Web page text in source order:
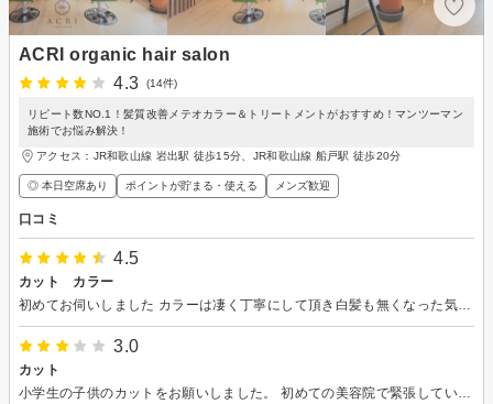
ACRI organic hair salon
4.3
(14件)
リピート数NO.1！髪質改善メテオカラー＆トリートメントがおすすめ！マンツーマン
施術でお悩み解決！
アクセス：JR和歌山線 岩出駅 徒歩15分、JR和歌山線 船戸駅 徒歩20分
◎ 本日空席あり ポイントが貯まる・使える メンズ歓迎
口コミ
4.5
カット カラー
初めてお伺いしました カラーは凄く丁寧にして頂き白髪も無くなった気分になりました 又機会があればお伺いしたいと思います ありがとうございました
3.0
カット
小学生の子供のカットをお願いしました。 初めての美容院で緊張していましたが、話しかけてくれたりして、仕上がりも満足していました。 少し癖毛で、痛みもありボリュームのあった髪もすっきりカットしてくれました。髪質にあった手入れのアドバイスをしてくれて参考になりました。 また、利用したいと思いました。